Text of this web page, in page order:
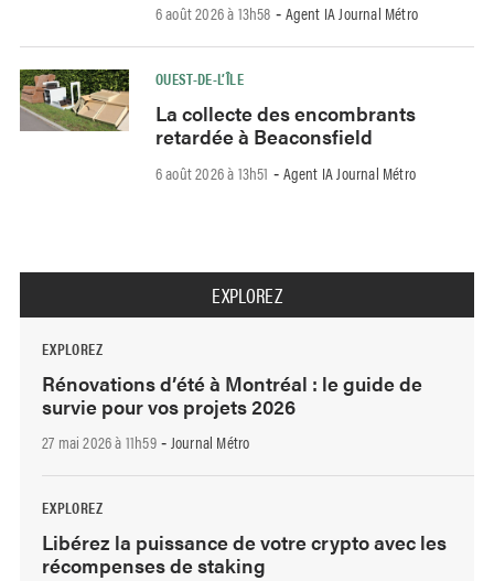
6 août 2026 à 13h58 - Agent IA Journal Métro
OUEST-DE-L’ÎLE
La collecte des encombrants
retardée à Beaconsfield
6 août 2026 à 13h51 - Agent IA Journal Métro
EXPLOREZ
EXPLOREZ
Rénovations d’été à Montréal : le guide de
survie pour vos projets 2026
27 mai 2026 à 11h59- Journal Métro
EXPLOREZ
Libérez la puissance de votre crypto avec les
récompenses de staking